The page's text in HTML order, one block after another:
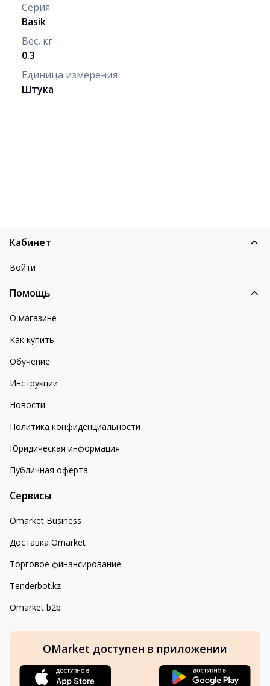
Серия
Basik
Вес, кг
0.3
Единица измерения
Штука
Кабинет
Войти
Помощь
О магазине
Как купить
Обучение
Инструкции
Новости
Политика конфиденциальности
Юридическая информация
Публичная оферта
Сервисы
Omarket Business
Доставка Omarket
Торговое финансирование
Tenderbot.kz
Omarket b2b
OMarket доступен в приложении